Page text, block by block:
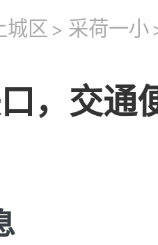
城区 > 采荷一小
，交通